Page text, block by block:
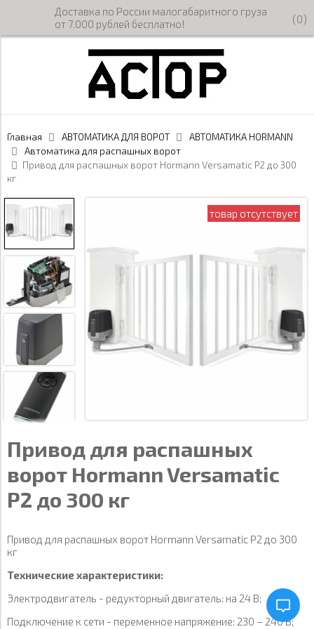
Доставка по России малогабаритного груза
от 7.000 рублей бесплатно!
(0)
Главная АВТОМАТИКА ДЛЯ ВОРОТ
АВТОМАТИКА HORMANN
Автоматика для распашных ворот
Привод для распашных ворот Hormann Versamatic P2 до 300
кг
товар отсутствует
Привод для распашных
ворот Hormann Versamatic
P2 до 300 кг
Привод для распашных ворот Hormann Versamatic P2 до 300
кг
Технические характеристики:
Электродвигатель - редукторный двигатель: на 24 В;
Подключение к сети - переменное напряжение: 230 – 240 В;